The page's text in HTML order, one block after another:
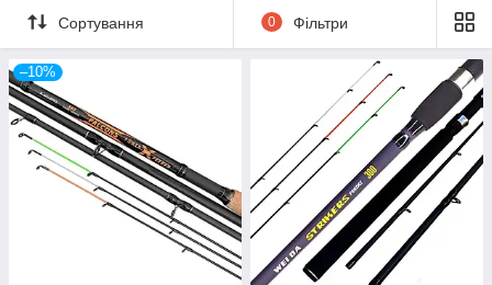
Сортування 0 Фільтри
–10%